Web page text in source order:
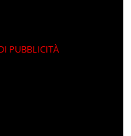
PUBBLICITÀ